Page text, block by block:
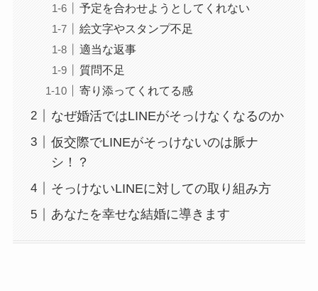
予定を合わせようとしてくれない
絵文字やスタンプ不足
適当な返事
質問不足
寄り添ってくれてる感
なぜ婚活ではLINEがそっけなくなるのか
仮交際でLINEがそっけないのは脈ナ
シ！？
そっけないLINEに対しての取り組み方
あなたを幸せな結婚に導きます